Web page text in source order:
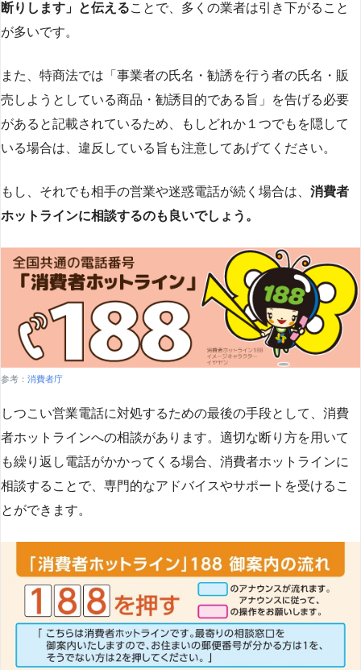
断りします」と伝えることで、多くの業者は引き下がること
が多いです​​。
また、特商法では「事業者の氏名・勧誘を行う者の氏名・販
売しようとしている商品・勧誘目的である旨」を告げる必要
があると記載されているため、もしどれか１つでもを隠して
いる場合は、違反している旨も注意してあげてください。
もし、それでも相手の営業や迷惑電話が続く場合は、 消費者
ホットラインに相談するのも良いでしょう。
参考： 消費者庁
しつこい営業電話に対処するための最後の手段として、消費
者ホットラインへの相談があります。適切な断り方を用いて
も繰り返し電話がかかってくる場合、消費者ホットラインに
相談することで、専門的なアドバイスやサポートを受けるこ
とができます​​。